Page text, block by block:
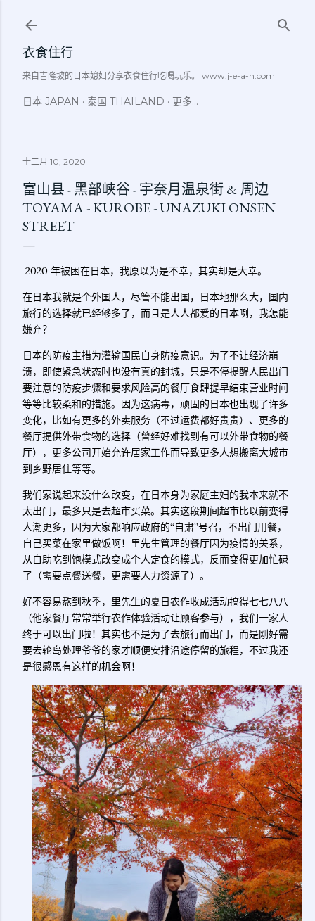
衣食住行
来自吉隆坡的日本媳妇分享衣食住行吃喝玩乐。 www.j-e-a-n.com
日本 JAPAN 泰国 THAILAND 更多…
十二月 10, 2020
富山县 - 黑部峡谷 - 宇奈月温泉街 & 周边
TOYAMA - KUROBE - UNAZUKI ONSEN
STREET
2020 年被困在日本，我原以为是不幸，其实却是大幸。
在日本我就是个外国人，尽管不能出国，日本地那么大，国内
旅行的选择就已经够多了，而且是人人都爱的日本咧，我怎能
嫌弃？
日本的防疫主措为灌输国民自身防疫意识。为了不让经济崩
溃，即使紧急状态时也没有真的封城，只是不停提醒人民出门
要注意的防疫步骤和要求风险高的餐厅食肆提早结束营业时间
等等比较柔和的措施。因为这病毒，顽固的日本也出现了许多
变化，比如有更多的外卖服务（不过运费都好贵贵）、更多的
餐厅提供外带食物的选择（曾经好难找到有可以外带食物的餐
厅），更多公司开始允许居家工作而导致更多人想搬离大城市
到乡野居住等等。
我们家说起来没什么改变，在日本身为家庭主妇的我本来就不
太出门，最多只是去超市买菜。其实这段期间超市比以前变得
人潮更多，因为大家都响应政府的“自肃”号召，不出门用餐，
自己买菜在家里做饭啊！里先生管理的餐厅因为疫情的关系，
从自助吃到饱模式改变成个人定食的模式，反而变得更加忙碌
了（需要点餐送餐，更需要人力资源了）。
好不容易熬到秋季，里先生的夏日农作收成活动搞得七七八八
（他家餐厅常常举行农作体验活动让顾客参与），我们一家人
终于可以出门啦！其实也不是为了去旅行而出门，而是刚好需
要去轮岛处理爷爷的家才顺便安排沿途停留的旅程，不过我还
是很感恩有这样的机会啊！